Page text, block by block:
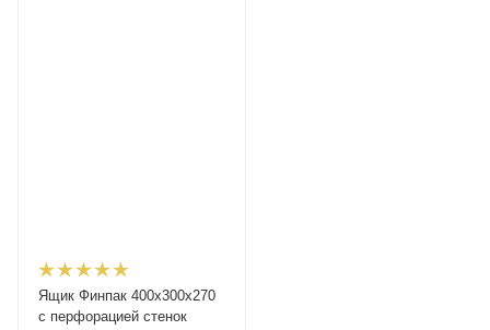
Ящик Финпак 400х300х270
с перфорацией стенок